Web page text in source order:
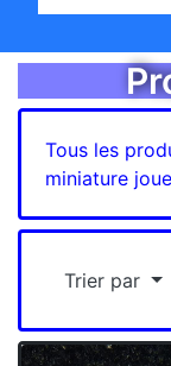
Accueil
Tous les
miniature
Trier par